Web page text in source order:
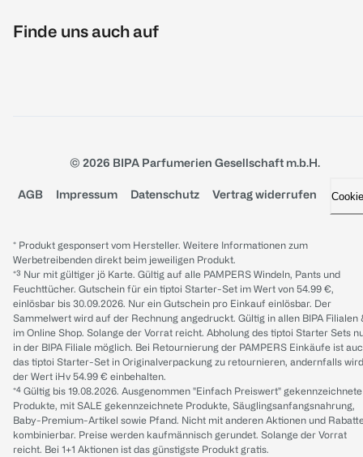
Finde uns auch auf
© 2026 BIPA Parfumerien Gesellschaft m.b.H.
AGB Impressum Datenschutz Vertrag widerrufen
* Produkt gesponsert vom Hersteller. Weitere Informationen zum
Werbetreibenden direkt beim jeweiligen Produkt.
*³ Nur mit gültiger jö Karte. Gültig auf alle PAMPERS Windeln, Pants und
Feuchttücher. Gutschein für ein tiptoi Starter-Set im Wert von 54.99 €,
einlösbar bis 30.09.2026. Nur ein Gutschein pro Einkauf einlösbar. Der
Sammelwert wird auf der Rechnung angedruckt. Gültig in allen BIPA Filialen
im Online Shop. Solange der Vorrat reicht. Abholung des tiptoi Starter Sets
in der BIPA Filiale möglich. Bei Retournierung der PAMPERS Einkäufe ist
das tiptoi Starter-Set in Originalverpackung zu retournieren, andernfalls wird
der Wert iHv 54.99 € einbehalten.
*⁴ Gültig bis 19.08.2026. Ausgenommen "Einfach Preiswert" gekennzeichnete
Produkte, mit SALE gekennzeichnete Produkte, Säuglingsanfangsnahrung,
Baby-Premium-Artikel sowie Pfand. Nicht mit anderen Aktionen und
kombinierbar. Preise werden kaufmännisch gerundet. Solange der Vorrat
reicht. Bei 1+1 Aktionen ist das günstigste Produkt gratis.